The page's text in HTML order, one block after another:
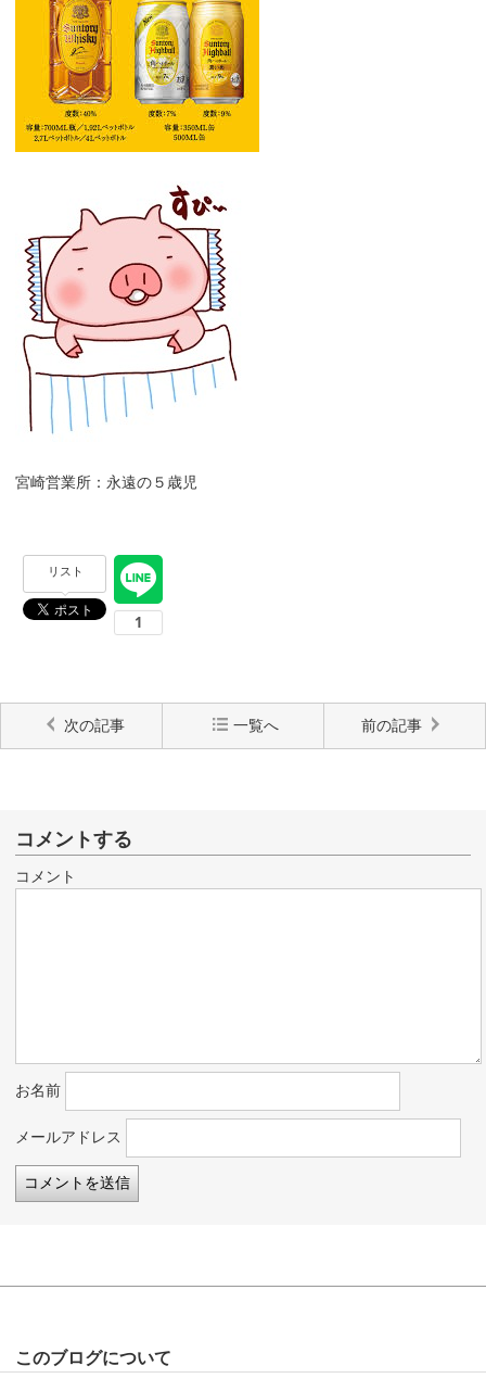
宮崎営業所：永遠の５歳児
リスト
次の記事 一覧へ 前の記事
コメントする
コメント
お名前
メールアドレス
このブログについて